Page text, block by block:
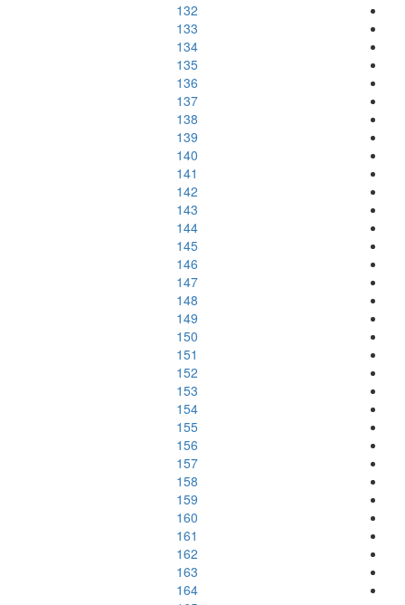
132
133
134
135
136
137
138
139
140
141
142
143
144
145
146
147
148
149
150
151
152
153
154
155
156
157
158
159
160
161
162
163
164